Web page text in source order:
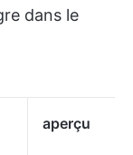
dans le
aperçu